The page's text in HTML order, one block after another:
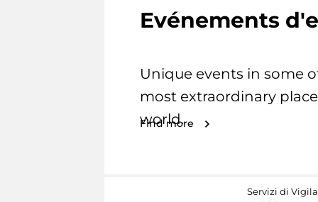
Evénements
Unique events in some
most extraordinary
world.
Find more
Servizi di